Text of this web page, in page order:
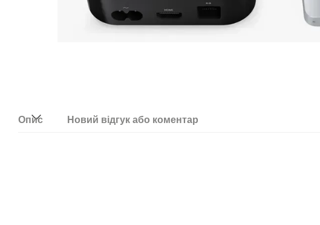
Опис Новий відгук або коментар